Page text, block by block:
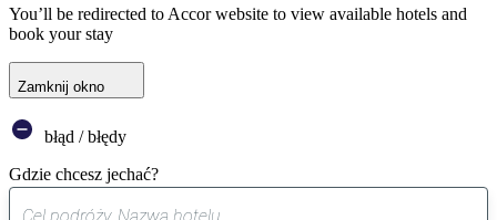
You’ll be redirected to Accor website to view available hotels and
book your stay
Zamknij okno
błąd / błędy
Gdzie chcesz jechać?